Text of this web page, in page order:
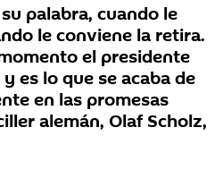
palabra, cuando le
le conviene la retira.
el presidente
es lo que se acaba de
en las promesas
alemán, Olaf Scholz,